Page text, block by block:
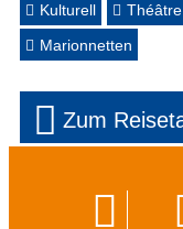
Kulturell
Marionnetten
Zum